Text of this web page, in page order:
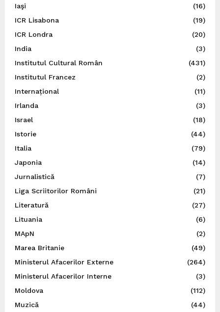
Iaşi
(16)
ICR Lisabona
(19)
ICR Londra
(20)
India
(3)
Institutul Cultural Român
(431)
Institutul Francez
(2)
Internațional
(11)
Irlanda
(3)
Israel
(18)
Istorie
(44)
Italia
(79)
Japonia
(14)
Jurnalistică
(7)
Liga Scriitorilor Români
(21)
Literatură
(27)
Lituania
(6)
MApN
(2)
Marea Britanie
(49)
Ministerul Afacerilor Externe
(264)
Ministerul Afacerilor Interne
(3)
Moldova
(112)
Muzică
(44)